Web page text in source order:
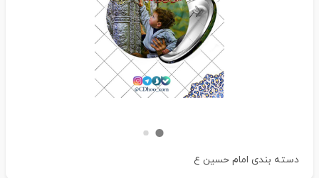
دسته بندی امام حسین ع